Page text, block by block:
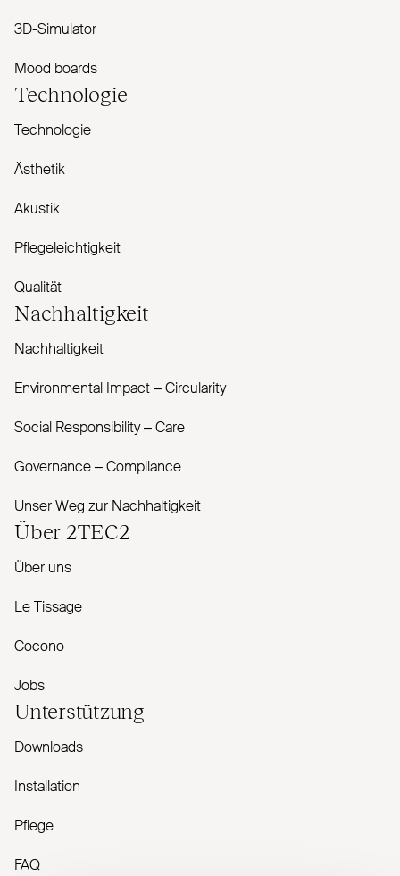
3D-Simulator
Mood boards
Technologie
Technologie
Ästhetik
Akustik
Pflegeleichtigkeit
Qualität
Nachhaltigkeit
Nachhaltigkeit
Envi­ronmental Impact – Cir­cularity
Social Responsibility – Care
Governance – Com­pliance
Unser Weg zur Nachhaltigkeit
Über 2TEC2
Über uns
Le Tissage
Cocono
Jobs
Unterstützung
Downloads
Installation
Pflege
FAQ